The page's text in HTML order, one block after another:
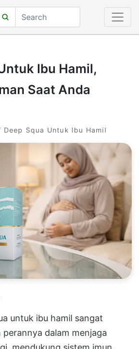
Ibu Hamil,
Saat Anda
Deep Squa Untuk Ibu Hamil
untuk ibu hamil sangat
dalam menjaga